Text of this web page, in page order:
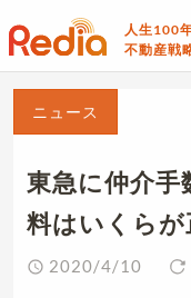
人生100
不動産戦
ニュース
東急に仲介手
料はいくら
2020/4/10